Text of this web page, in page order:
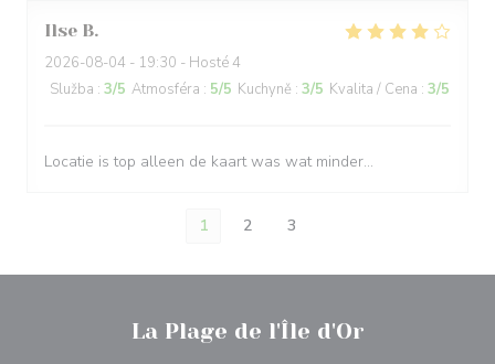
Ilse B
2026-08-04 - 19:30 - Hosté 4
Služba : 3/5 Atmosféra : 5/5 Kuchyně : 3/5 Kvalita / Cena : 3/5
Locatie is top alleen de kaart was wat minder…
1 2 3
La Plage de l'Île d'Or